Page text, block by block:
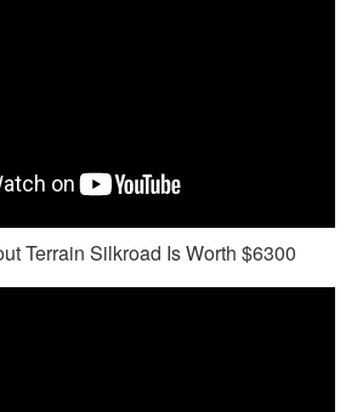
Terrain Silkroad Is Worth $6300